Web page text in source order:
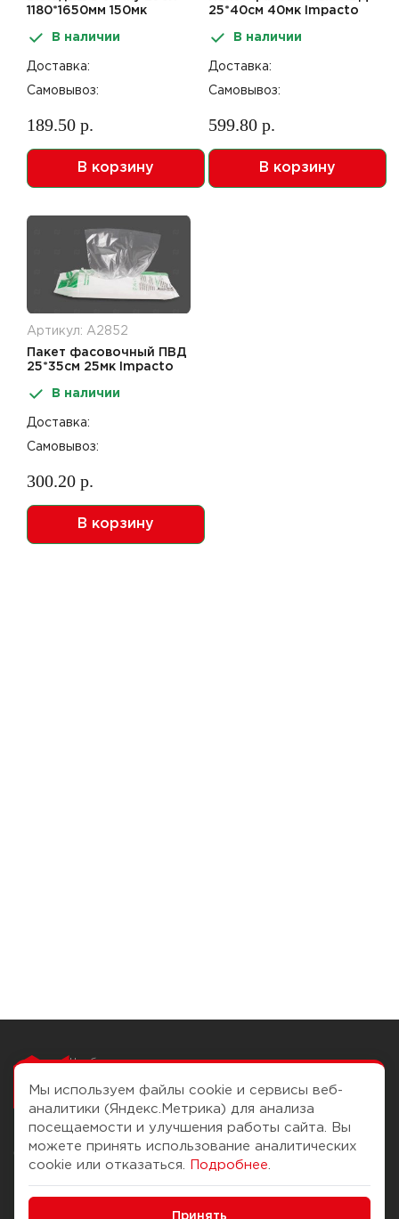
1180*1650мм 150мк
В наличии
Доставка:
Самовывоз:
189.50 р.
В корзину
25*40см 40мк Impacto
В наличии
Доставка:
Самовывоз:
599.80 р.
В корзину
Артикул: А2852
Пакет фасовочный ПВД
25*35см 25мк Impacto
В наличии
Доставка:
Самовывоз:
300.20 р.
В корзину
Чтобы вам легко
О компании
История Компании
Помощь
Доставка и оплата
Способы оплаты
Мы используем файлы cookie и сервисы веб-
аналитики (Яндекс.Метрика) для анализа
посещаемости и улучшения работы сайта. Вы
можете принять использование аналитических
cookie или отказаться.
Подробнее
Принять